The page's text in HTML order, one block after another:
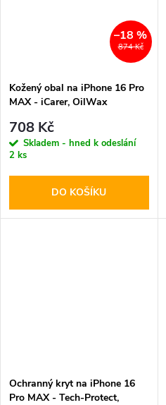
874 Kč
–18 %
Kožený obal na iPhone 16 Pro
MAX - iCarer, OilWax
708 Kč
Skladem - hned k odeslání
2 ks
DO KOŠÍKU
Ochranný kryt na iPhone 16
Pro MAX - Tech-Protect,